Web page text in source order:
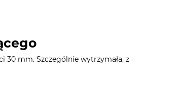
30 mm. Szczególnie wytrzymała, z